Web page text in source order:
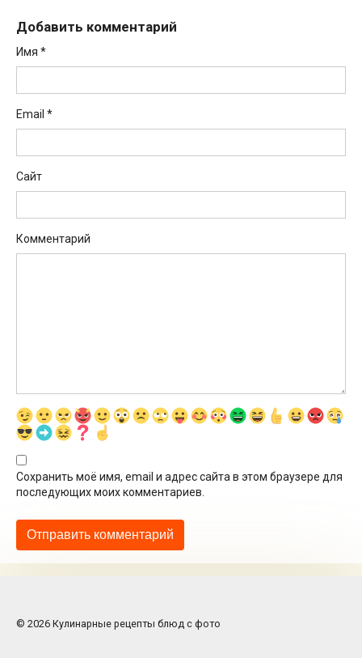
Добавить комментарий
Имя *
Email *
Сайт
Комментарий
Сохранить моё имя, email и адрес сайта в этом браузере для
последующих моих комментариев.
© 2026 Кулинарные рецепты блюд с фото